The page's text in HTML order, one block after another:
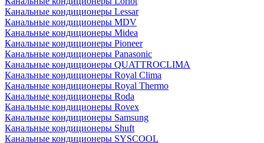
Канальные кондиционеры Lessar
Канальные кондиционеры MDV
Канальные кондиционеры Midea
Канальные кондиционеры Pioneer
Канальные кондиционеры Panasonic
Канальные кондиционеры QUATTROCLIMA
Канальные кондиционеры Royal Clima
Канальные кондиционеры Royal Thermo
Канальные кондиционеры Roda
Канальные кондиционеры Rovex
Канальные кондиционеры Samsung
Канальные кондиционеры Shuft
Канальные кондиционеры SYSCOOL